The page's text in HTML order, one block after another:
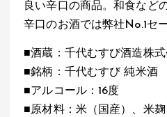
良い辛口の商品。和食など
辛口のお酒では弊社No.1セ
■酒蔵：千代むすび酒造株式
■銘柄：千代むすび 純米酒
■アルコール：16度
■原材料：米（国産）、米麹